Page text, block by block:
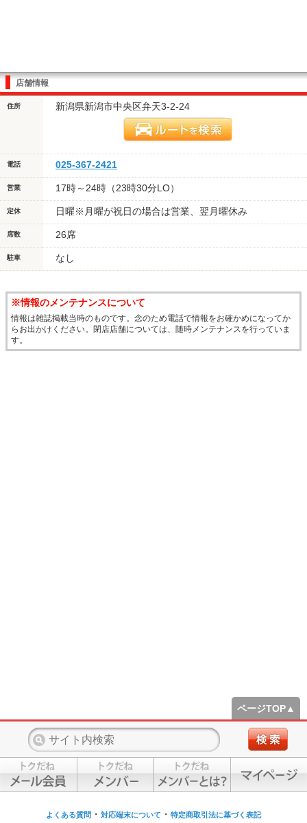
店舗情報
住所 新潟県新潟市中央区弁天3-2-24
電話 025-367-2421
営業 17時～24時（23時30分LO）
定休 日曜※月曜が祝日の場合は営業、翌月曜休み
席数 26席
駐車 なし
※情報のメンテナンスについて
情報は雑誌掲載当時のものです。念のため電話で情報をお確かめになってか
らお出かけください。閉店店舗については、随時メンテナンスを行っていま
す。
ページTOP▲
よくある質問 ・ 対応端末について ・ 特定商取引法に基づく表記